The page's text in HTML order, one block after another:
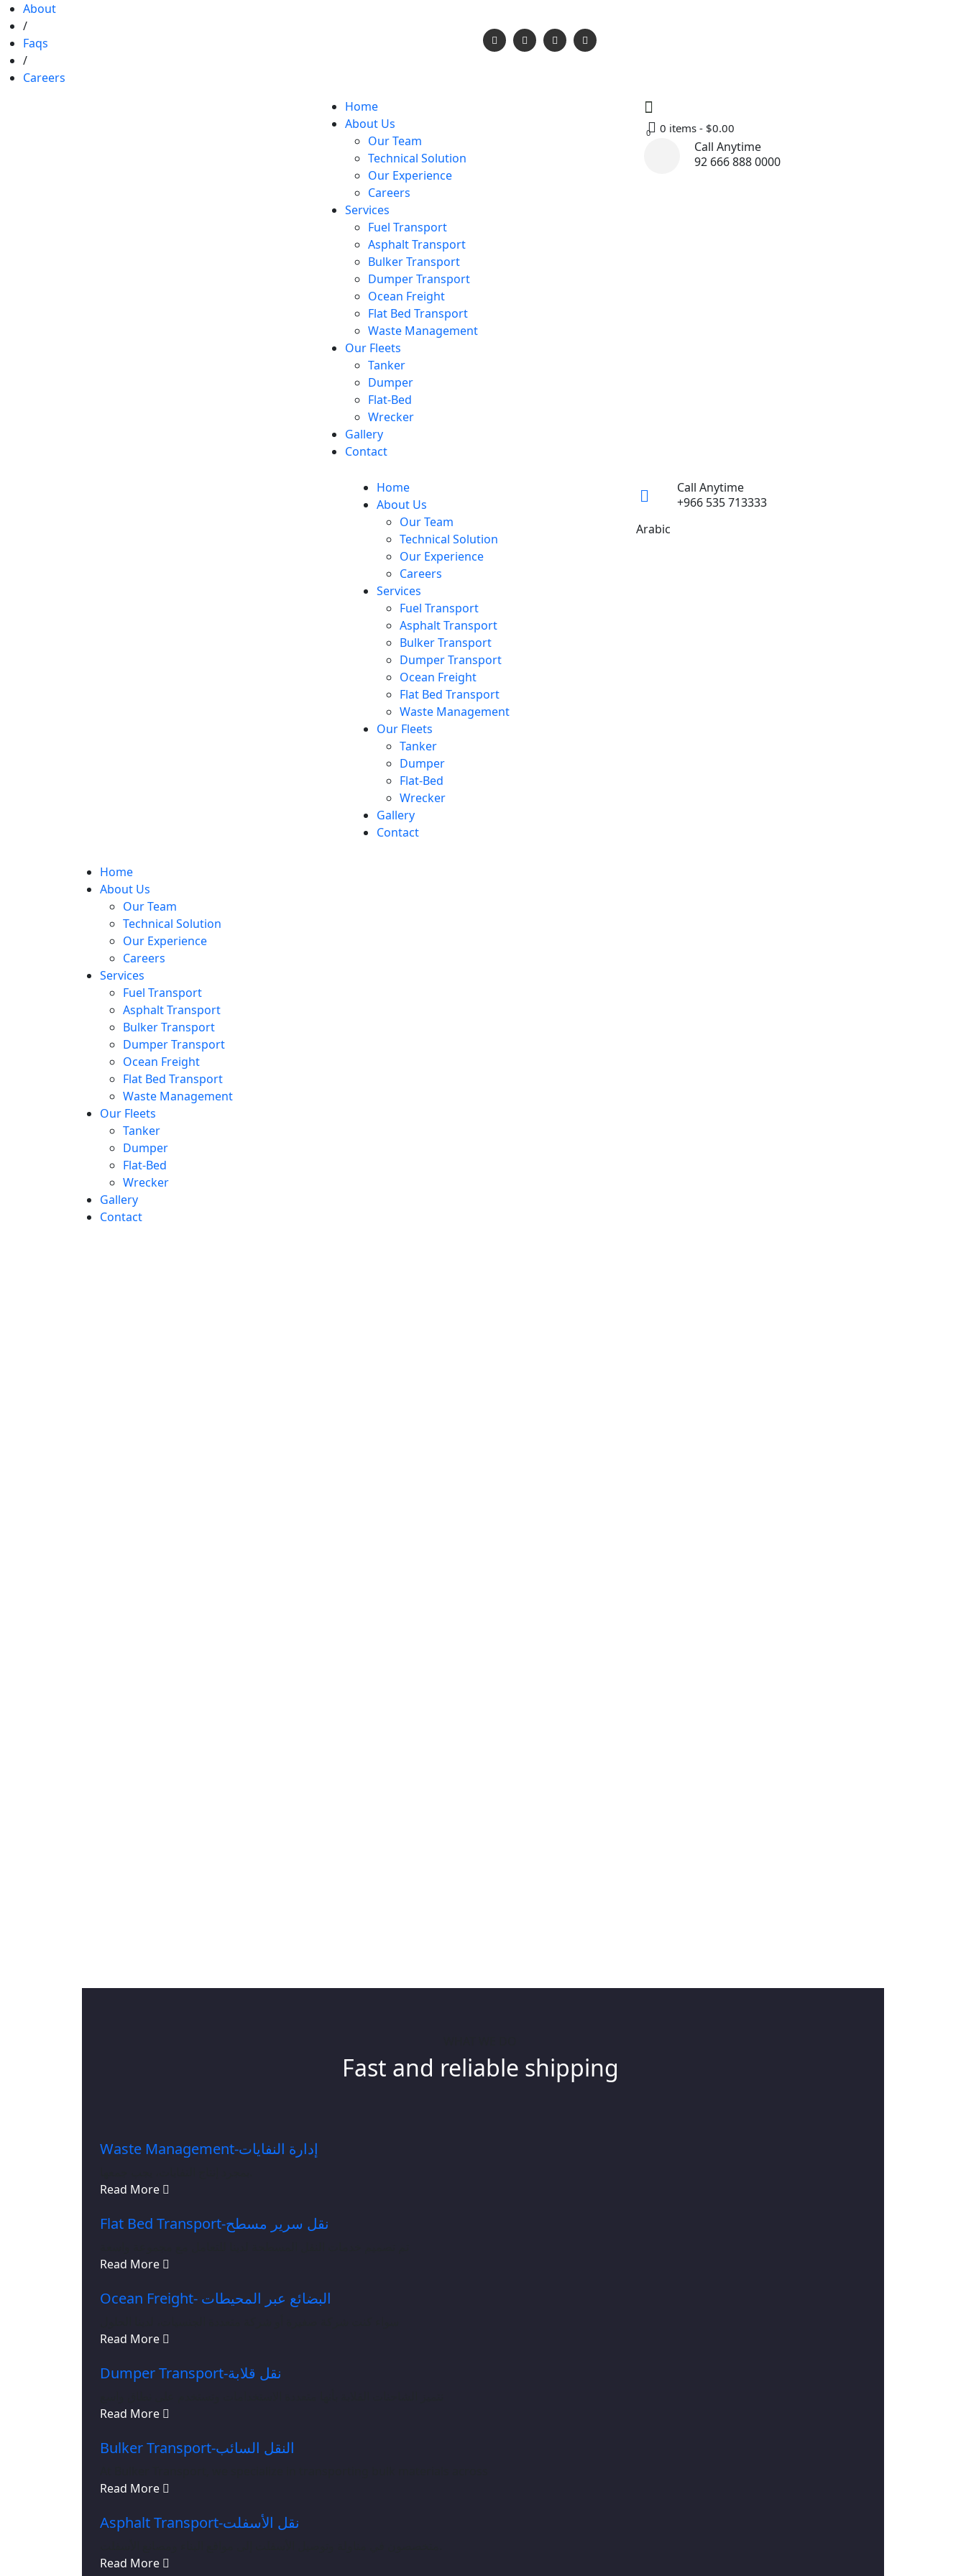
About
/
Faqs
/
Careers
Home
About Us
Our Team
Technical Solution
Our Experience
Careers
Services
Fuel Transport
Asphalt Transport
Bulker Transport
Dumper Transport
Ocean Freight
Flat Bed Transport
Waste Management
Our Fleets
Tanker
Dumper
Flat-Bed
Wrecker
Gallery
Contact
0 0 items - $0.00
Call Anytime
92 666 888 0000
Home
About Us
Our Team
Technical Solution
Our Experience
Careers
Services
Fuel Transport
Asphalt Transport
Bulker Transport
Dumper Transport
Ocean Freight
Flat Bed Transport
Waste Management
Our Fleets
Tanker
Dumper
Flat-Bed
Wrecker
Gallery
Contact
Call Anytime
+966 535 713333
Arabic
Home
About Us
Our Team
Technical Solution
Our Experience
Careers
Services
Fuel Transport
Asphalt Transport
Bulker Transport
Dumper Transport
Ocean Freight
Flat Bed Transport
Waste Management
Our Fleets
Tanker
Dumper
Flat-Bed
Wrecker
Gallery
Contact
Fast and reliable shipping
Waste Management-إدارة النفايات
Read More
Flat Bed Transport-نقل سرير مسطح
Read More
Ocean Freight- البضائع عبر المحيطات
Read More
Dumper Transport-نقل قلابة
Read More
Bulker Transport-النقل السائب
Read More
Asphalt Transport-نقل الأسفلت
Read More